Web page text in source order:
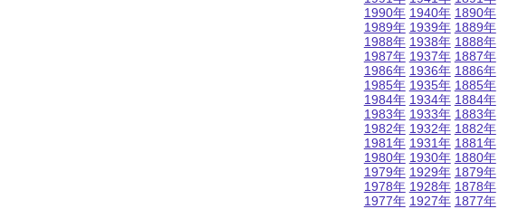
1990年
1989年
1988年
1987年
1986年
1985年
1984年
1983年
1982年
1981年
1980年
1979年
1978年
1977年
1940年
1939年
1938年
1937年
1936年
1935年
1934年
1933年
1932年
1931年
1930年
1929年
1928年
1927年
1890年
1889年
1888年
1887年
1886年
1885年
1884年
1883年
1882年
1881年
1880年
1879年
1878年
1877年